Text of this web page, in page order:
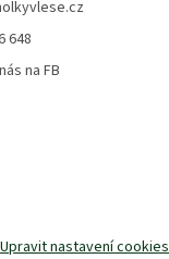
648
na FB
Upravit nastavení cookies